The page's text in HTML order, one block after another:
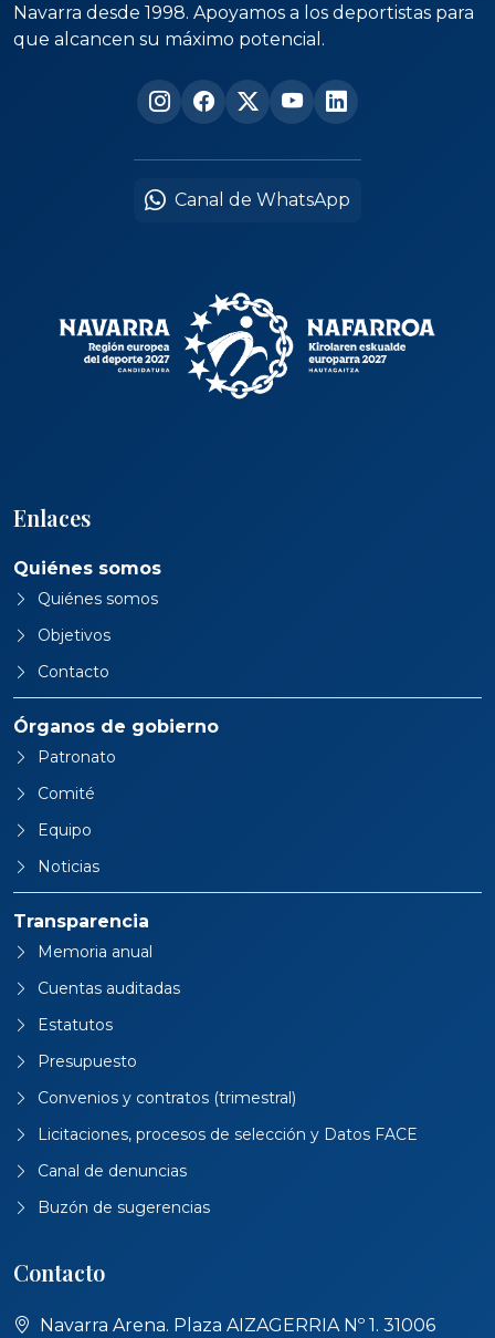
Navarra desde 1998. Apoyamos a los deportistas para
que alcancen su máximo potencial.
Canal de WhatsApp
Enlaces
Quiénes somos
Quiénes somos
Objetivos
Contacto
Órganos de gobierno
Patronato
Comité
Equipo
Noticias
Transparencia
Memoria anual
Cuentas auditadas
Estatutos
Presupuesto
Convenios y contratos (trimestral)
Licitaciones, procesos de selección y Datos FACE
Canal de denuncias
Buzón de sugerencias
Contacto
Navarra Arena. Plaza AIZAGERRIA Nº 1. 31006